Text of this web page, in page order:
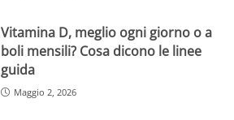
Vitamina D, meglio ogni giorno o a
boli mensili? Cosa dicono le linee
guida
Maggio 2, 2026